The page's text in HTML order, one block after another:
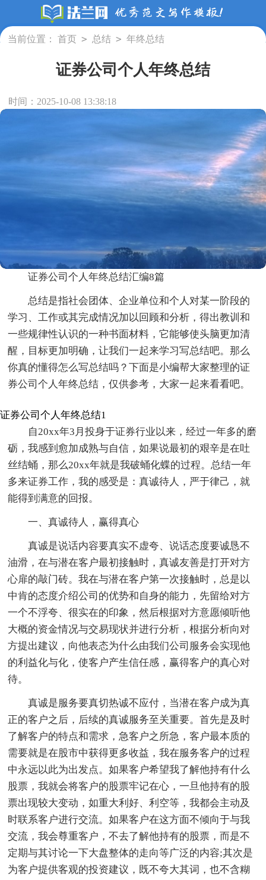
当前位置： 首页 > 总结 > 年终总结
证券公司个人年终总结
时间：2025-10-08 13:38:18
证券公司个人年终总结汇编8篇
总结是指社会团体、企业单位和个人对某一阶段的
学习、工作或其完成情况加以回顾和分析，得出教训和
一些规律性认识的一种书面材料，它能够使头脑更加清
醒，目标更加明确，让我们一起来学习写总结吧。那么
你真的懂得怎么写总结吗？下面是小编帮大家整理的证
券公司个人年终总结，仅供参考，大家一起来看看吧。
证券公司个人年终总结1
自20xx年3月投身于证券行业以来，经过一年多的磨
砺，我感到愈加成熟与自信，如果说最初的艰辛是在吐
丝结蛹，那么20xx年就是我破蛹化蝶的过程。总结一年
多来证券工作，我的感受是：真诚待人，严于律己，就
能得到满意的回报。
一、真诚待人，赢得真心
真诚是说话内容要真实不虚夸、说话态度要诚恳不
油滑，在与潜在客户最初接触时，真诚友善是打开对方
心扉的敲门砖。我在与潜在客户第一次接触时，总是以
中肯的态度介绍公司的优势和自身的能力，先留给对方
一个不浮夸、很实在的印象，然后根据对方意愿倾听他
大概的资金情况与交易现状并进行分析，根据分析向对
方提出建议，向他表态为什么由我们公司服务会实现他
的利益化与化，使客户产生信任感，赢得客户的真心对
待。
真诚是服务要真切热诚不应付，当潜在客户成为真
正的客户之后，后续的真诚服务至关重要。首先是及时
了解客户的特点和需求，急客户之所急，客户最本质的
需要就是在股市中获得更多收益，我在服务客户的过程
中永远以此为出发点。如果客户希望我了解他持有什么
股票，我就会将客户的股票牢记在心，一旦他持有的股
票出现较大变动，如重大利好、利空等，我都会主动及
时联系客户进行交流。如果客户在这方面不倾向于与我
交流，我会尊重客户，不去了解他持有的股票，而是不
定期与其讨论一下大盘整体的走向等广泛的内容;其次是
为客户提供客观的投资建议，既不夸大其词，也不含糊